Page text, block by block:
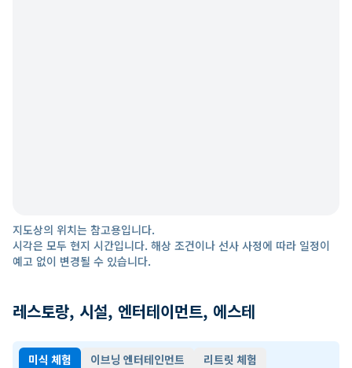
지도상의 위치는 참고용입니다.
시각은 모두 현지 시간입니다. 해상 조건이나 선사 사정에 따라 일정이
예고 없이 변경될 수 있습니다.
레스토랑, 시설, 엔터테이먼트, 에스테
미식 체험 이브닝 엔터테인먼트
리트릿 체험